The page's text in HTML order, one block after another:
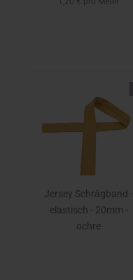
Jersey Schrägband -
elastisch - 20mm -
ochre